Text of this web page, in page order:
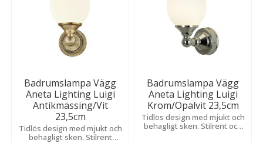
Badrumslampa Vägg
Aneta Lighting Luigi
Antikmässing/Vit
23,5cm
Tidlös design med mjukt och
behagligt sken. Stilrent
Badrumslampa Vägg
Aneta Lighting Luigi
Krom/Opalvit 23,5cm
Tidlös design med mjukt och
behagligt sken. Stilrent och